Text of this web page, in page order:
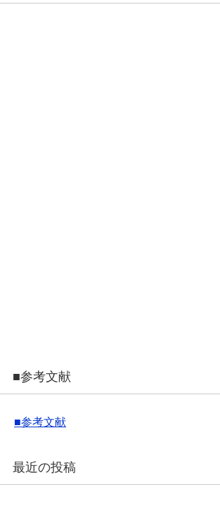
■参考文献
■参考文献
最近の投稿